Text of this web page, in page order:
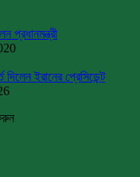
প্রধানমন্ত্রী
ইরানের প্রেসিডেন্ট